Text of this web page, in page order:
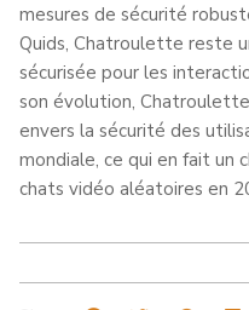
mesures de sécurité
Quids, Chatroulette reste
sécurisée pour les
son évolution,
envers la sécurité des
mondiale, ce qui en fait un
chats vidéo aléatoires en